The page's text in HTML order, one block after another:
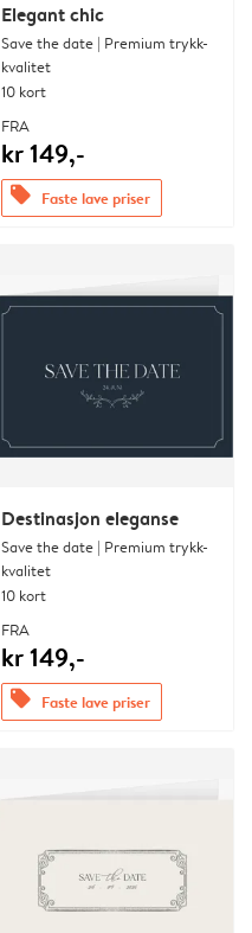
Elegant chic
Save the date | Premium trykk-
kvalitet
10 kort
FRA
kr 149,-
offers Faste lave priser
Destinasjon eleganse
Save the date | Premium trykk-
kvalitet
10 kort
FRA
kr 149,-
offers Faste lave priser